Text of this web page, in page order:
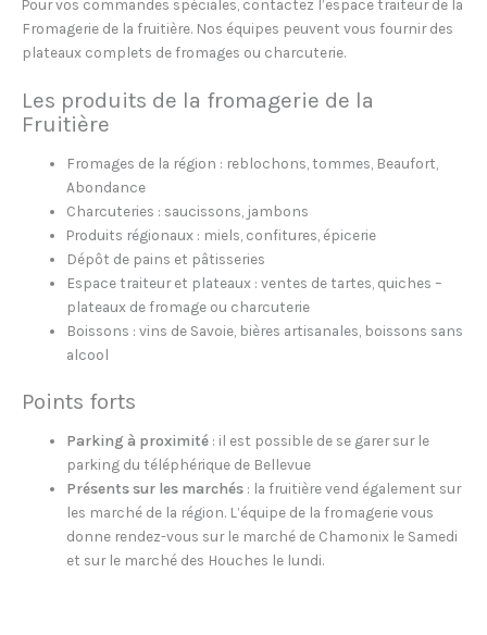
Pour vos commandes spéciales, contactez l’espace traiteur de la
Fromagerie de la fruitière. Nos équipes peuvent vous fournir des
plateaux complets de fromages ou charcuterie.
Les produits de la fromagerie de la
Fruitière
Fromages de la région : reblochons, tommes, Beaufort,
Abondance
Charcuteries : saucissons, jambons
Produits régionaux : miels, confitures, épicerie
Dépôt de pains et pâtisseries
Espace traiteur et plateaux : ventes de tartes, quiches –
plateaux de fromage ou charcuterie
Boissons : vins de Savoie, bières artisanales, boissons sans
alcool
Points forts
Parking à proximité : il est possible de se garer sur le
parking du téléphérique de Bellevue
Présents sur les marchés : la fruitière vend également sur
les marché de la région. L’équipe de la fromagerie vous
donne rendez-vous sur le marché de Chamonix le Samedi
et sur le marché des Houches le lundi.